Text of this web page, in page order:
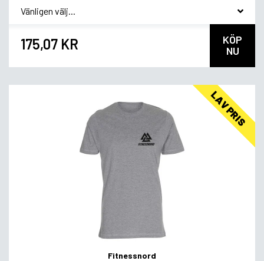
* Smagsvariant
175,07 KR
KÖP
NU
LAV PRIS
Fitnessnord